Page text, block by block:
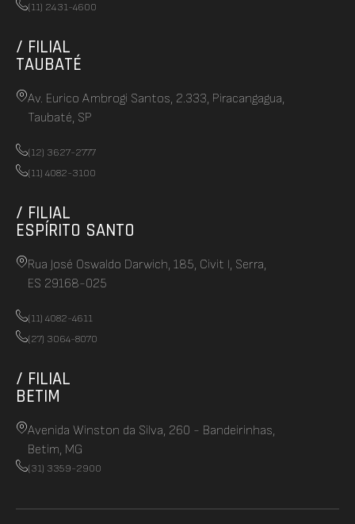
(11) 2431-4600
/ FILIAL
TAUBATÉ
Av. Eurico Ambrogi Santos, 2.333, Piracangagua,
Taubaté, SP
(12) 3627-2777
(11) 4082-3100
/ FILIAL
ESPÍRITO SANTO
Rua José Oswaldo Darwich, 185, Civit I, Serra,
ES 29168-025
(11) 4082-4611
(27) 3064-8070
/ FILIAL
BETIM
Avenida Winston da Silva, 260 - Bandeirinhas,
Betim, MG
(31) 3359-2900